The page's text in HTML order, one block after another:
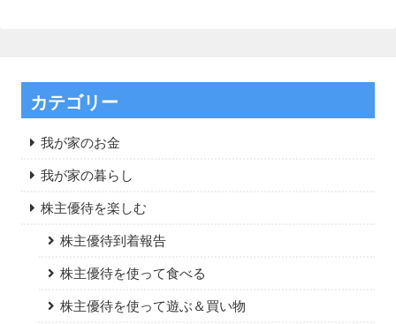
カテゴリー
我が家のお金
我が家の暮らし
株主優待を楽しむ
株主優待到着報告
株主優待を使って食べる
株主優待を使って遊ぶ＆買い物